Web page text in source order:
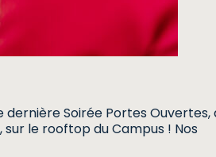
dernière Soirée Portes Ouvertes,
le rooftop du Campus ! Nos